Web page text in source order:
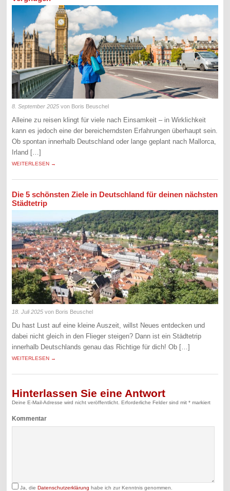
8. September 2025 von Boris Beuschel
Alleine zu reisen klingt für viele nach Einsamkeit – in Wirklichkeit
kann es jedoch eine der bereicherndsten Erfahrungen überhaupt sein.
Ob spontan innerhalb Deutschland oder lange geplant nach Mallorca,
Irland […]
WEITERLESEN →
Die 5 schönsten Ziele in Deutschland für deinen nächsten
Städtetrip
18. Juli 2025 von Boris Beuschel
Du hast Lust auf eine kleine Auszeit, willst Neues entdecken und
dabei nicht gleich in den Flieger steigen? Dann ist ein Städtetrip
innerhalb Deutschlands genau das Richtige für dich! Ob […]
WEITERLESEN →
Hinterlassen Sie eine Antwort
Deine E-Mail-Adresse wird nicht veröffentlicht. Erforderliche Felder sind mit* markiert
Kommentar
Ja, dieDatenschutzerklärung habe ich zur Kenntnis genommen.